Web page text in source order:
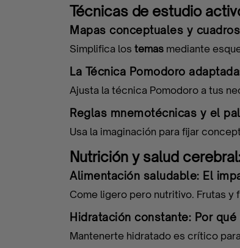
Iniciativa
Contacto
Empresas
Técnicas de estudio
Mapas conceptuales y
Simplifica los temas mediante
La Técnica Pomodoro
Ajusta la técnica Pomodoro a tus
Reglas mnemotécnicas y el
Usa la imaginación para fijar
Nutrición y salud
Alimentación saludable: El
Come ligero pero nutritivo. Frutas
Hidratación constante: Por
Mantenerte hidratado es crítico